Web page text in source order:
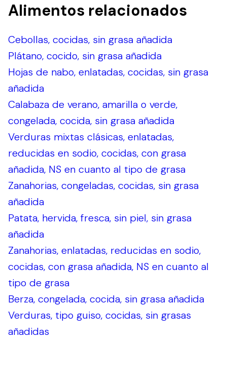
Alimentos relacionados
Cebollas, cocidas, sin grasa añadida
Plátano, cocido, sin grasa añadida
Hojas de nabo, enlatadas, cocidas, sin grasa
añadida
Calabaza de verano, amarilla o verde,
congelada, cocida, sin grasa añadida
Verduras mixtas clásicas, enlatadas,
reducidas en sodio, cocidas, con grasa
añadida, NS en cuanto al tipo de grasa
Zanahorias, congeladas, cocidas, sin grasa
añadida
Patata, hervida, fresca, sin piel, sin grasa
añadida
Zanahorias, enlatadas, reducidas en sodio,
cocidas, con grasa añadida, NS en cuanto al
tipo de grasa
Berza, congelada, cocida, sin grasa añadida
Verduras, tipo guiso, cocidas, sin grasas
añadidas